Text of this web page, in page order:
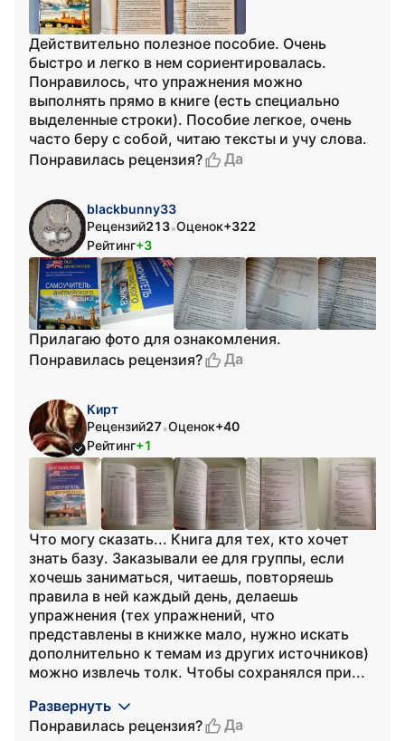
Действительно полезное пособие. Очень
быстро и легко в нем сориентировалась.
Понравилось, что упражнения можно
выполнять прямо в книге (есть специально
выделенные строки). Пособие легкое, очень
часто беру с собой, читаю тексты и учу слова.
Понравилась рецензия?
Да
blackbunny33
Рецензий213•Оценок+322
Рейтинг+3
Прилагаю фото для ознакомления.
Понравилась рецензия?
Да
Кирт
Рецензий27•Оценок+40
Рейтинг+1
Что могу сказать... Книга для тех, кто хочет
знать базу. Заказывали ее для группы, если
хочешь заниматься, читаешь, повторяешь
правила в ней каждый день, делаешь
упражнения (тех упражнений, что
представлены в книжке мало, нужно искать
дополнительно к темам из других источников)
можно извлечь толк. Чтобы сохранялся при...
Развернуть
Понравилась рецензия?
Да